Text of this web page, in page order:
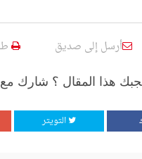
أرسل إلى صديق
هذا المقال ؟ شارك
التويتر